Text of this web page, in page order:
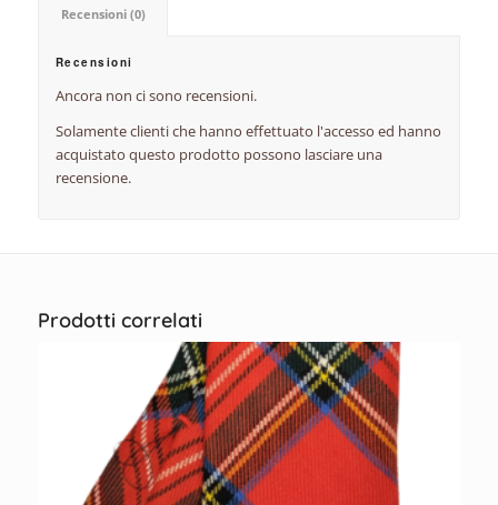
Recensioni (0)
Recensioni
Ancora non ci sono recensioni.
Solamente clienti che hanno effettuato l'accesso ed hanno
acquistato questo prodotto possono lasciare una
recensione.
Prodotti correlati